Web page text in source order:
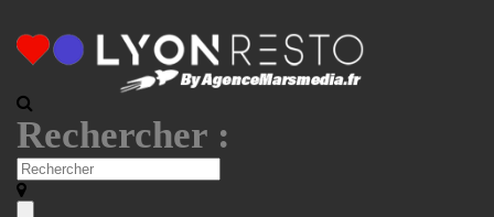
Rechercher :